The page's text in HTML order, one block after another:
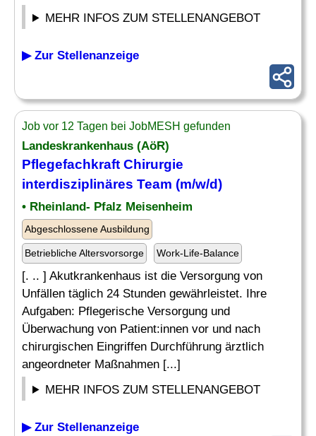
MEHR INFOS ZUM STELLENANGEBOT
▶ Zur Stellenanzeige
Job vor 12 Tagen bei JobMESH gefunden
Landeskrankenhaus (AöR)
Pflegefachkraft Chirurgie
interdisziplinäres Team (m/w/d)
• Rheinland- Pfalz Meisenheim
Abgeschlossene Ausbildung
Betriebliche Altersvorsorge Work-Life-Balance
[. .. ] Akutkrankenhaus ist die Versorgung von
Unfällen täglich 24 Stunden gewährleistet. Ihre
Aufgaben: Pflegerische Versorgung und
Überwachung von Patient:innen vor und nach
chirurgischen Eingriffen Durchführung ärztlich
angeordneter Maßnahmen [...]
MEHR INFOS ZUM STELLENANGEBOT
▶ Zur Stellenanzeige